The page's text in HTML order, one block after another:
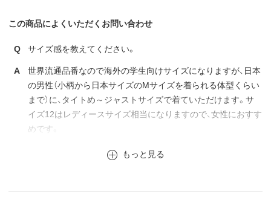
この商品によくいただくお問い合わせ
Q サイズ感を教えてください。
A
世界流通品番なので海外の学生向けサイズになりますが、日本
の男性（小柄から日本サイズのMサイズを着られる体型くらい
まで）に、タイトめ～ジャストサイズで着ていただけます。サ
イズ12はレディースサイズ相当になりますので、女性におすす
めです。
もっと見る